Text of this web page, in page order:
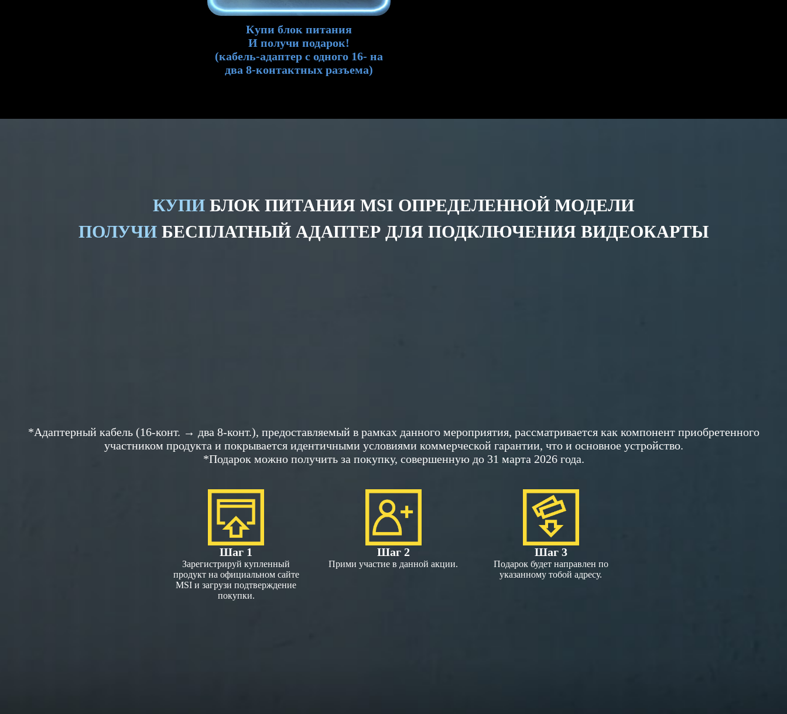
Купи блок питания
И получи подарок!
(кабель-адаптер с одного 16- на
два 8-контактных разъема)
КУПИ БЛОК ПИТАНИЯ MSI ОПРЕДЕЛЕННОЙ МОДЕЛИ
ПОЛУЧИ БЕСПЛАТНЫЙ АДАПТЕР ДЛЯ ПОДКЛЮЧЕНИЯ ВИДЕОКАРТЫ
*Адаптерный кабель (16-конт. → два 8-конт.), предоставляемый в рамках данного мероприятия, рассматривается как компонент приобретенного
участником продукта и покрывается идентичными условиями коммерческой гарантии, что и основное устройство.
*Подарок можно получить за покупку, совершенную до 31 марта 2026 года.
Шаг 1
Зарегистрируй купленный
продукт на официальном сайте
MSI и загрузи подтверждение
покупки.
Шаг 2
Прими участие в данной акции.
Шаг 3
Подарок будет направлен по
указанному тобой адресу.